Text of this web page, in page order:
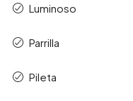
Luminoso
Parrilla
Pileta